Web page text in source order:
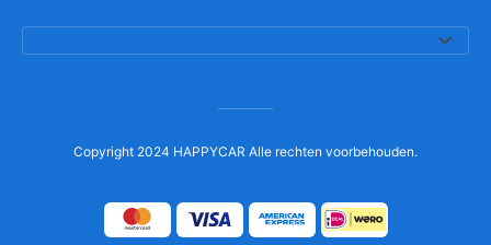
Copyright 2024 HAPPYCAR Alle rechten voorbehouden.